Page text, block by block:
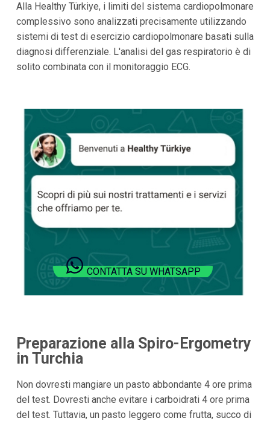
Alla Healthy Türkiye, i limiti del sistema cardiopolmonare
complessivo sono analizzati precisamente utilizzando
sistemi di test di esercizio cardiopolmonare basati sulla
diagnosi differenziale. L'analisi del gas respiratorio è di
solito combinata con il monitoraggio ECG.
CONTATTA SU WHATSAPP
Preparazione alla Spiro-Ergometry
in Turchia
Non dovresti mangiare un pasto abbondante 4 ore prima
del test. Dovresti anche evitare i carboidrati 4 ore prima
del test. Tuttavia, un pasto leggero come frutta, succo di